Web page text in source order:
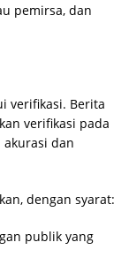
pemirsa, dan
verifikasi. Berita
verifikasi pada
dan
dengan syarat:
publik yang